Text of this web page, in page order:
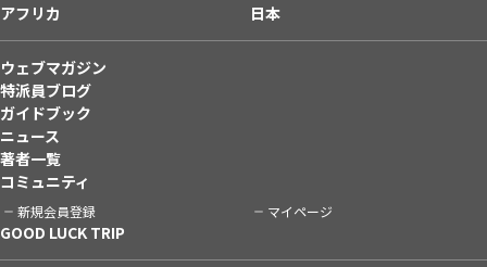
アフリカ
日本
ウェブマガジン
特派員ブログ
ガイドブック
ニュース
著者一覧
コミュニティ
新規会員登録 マイページ
GOOD LUCK TRIP